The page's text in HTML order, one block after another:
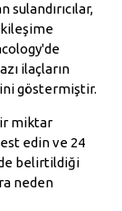
sulandırıcılar,
ilaçların
göstermiştir.
miktar
edin ve 24
belirtildiği
neden